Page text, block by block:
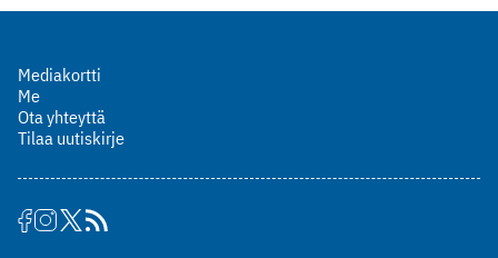
Mediakortti
Me
Ota yhteyttä
Tilaa uutiskirje